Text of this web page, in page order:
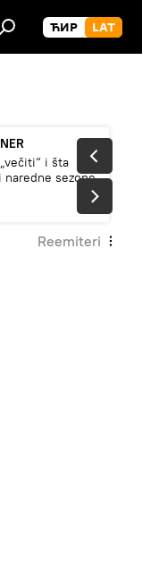
i šta
sezone
Reemiteri